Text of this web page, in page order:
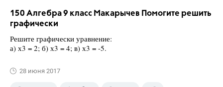
150 Алгебра 9 класс Макарычев Помогите решить
графически
Решите графически уравнение:
а) х3 = 2; б) х3 = 4; в) х3 = -5.
28 июня 2017